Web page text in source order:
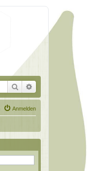
Suche Erweiterte Suche
Anmelden